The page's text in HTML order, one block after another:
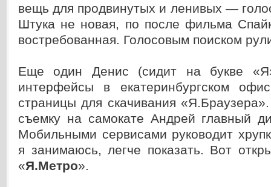
вещь для продвинутых и ленивых —
Штука не новая, по после фильма
востребованная. Голосовым поиском
Еще один Денис (сидит на букве
интерфейсы в екатеринбургском
страницы для скачивания
съемку на самокате Андрей главный
Мобильными сервисами руководит
я занимаюсь, легче показать. Вот
«Я.Метро».